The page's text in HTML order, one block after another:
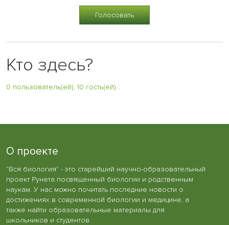
Кто здесь?
0 пользователь(ей), 10 гость(ей) :
О проекте
"Вся биология" - это старейший научно-образовательный
проект Рунета посвященный биологии и родственным
наукам. У нас можно почитать последние новости о
достижениях в современной биологии и медицине, а
также найти образовательные материалы для
школьников и студентов.